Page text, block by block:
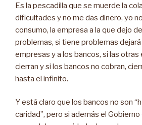
Es la pescadilla que se muerde la
dificultades y no me das dinero, yo
consumo, la empresa a la que dejo
problemas, si tiene problemas
empresas y a los bancos, si las otras
cierran y si los bancos no cobran,
hasta el infinito.
Y está claro que los bancos no son
caridad”, pero si además el